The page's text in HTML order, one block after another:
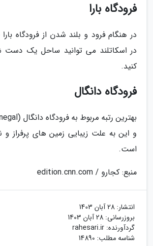
فرودگاه بارا
در اسکاتلند می توانید ساحل یک دست
کنید.
فرودگاه دانگال
و این به علت زیبایی زمین های پرفراز
است.
منبع: کجارو / edition.cnn.com
انتشار: 28 آبان 1403
بروزرسانی: 28 آبان 1403
گردآورنده: rahesari.ir
شناسه مطلب: 14890